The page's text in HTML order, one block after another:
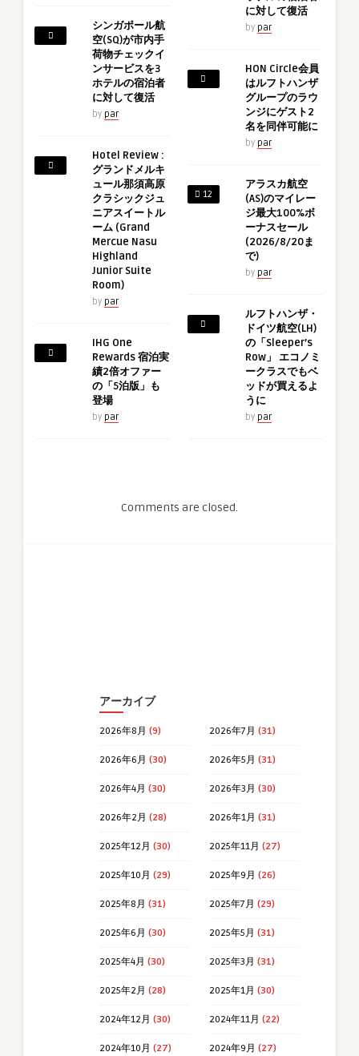
シンガポール航
空(SQ)が市内手
荷物チェックイ
ンサービスを3
ホテルの宿泊者
に対して復活
by par
Hotel Review :
グランドメルキ
ュール那須高原
クラシックジュ
ニアスイートル
ーム (Grand
Mercue Nasu
Highland
Junior Suite
Room)
by par
IHG One
Rewards 宿泊実
績2倍オファー
の「5泊版」も
登場
by par
に対して復活
by par
HON Circle会員
はルフトハンザ
グループのラウ
ンジにゲスト2
名を同伴可能に
by par
12
アラスカ航空
(AS)のマイレー
ジ最大100%ボ
ーナスセール
(2026/8/20ま
で)
by par
ルフトハンザ・
ドイツ航空(LH)
の「Sleeper’s
Row」 エコノミ
ークラスでもベ
ッドが買えるよ
うに
by par
Comments are closed.
アーカイブ
2026年8月 (9) 2026年7月 (31)
2026年6月 (30) 2026年5月 (31)
2026年4月 (30) 2026年3月 (30)
2026年2月 (28) 2026年1月 (31)
2025年12月 (30) 2025年11月 (27)
2025年10月 (29) 2025年9月 (26)
2025年8月 (31) 2025年7月 (29)
2025年6月 (30) 2025年5月 (31)
2025年4月 (30) 2025年3月 (31)
2025年2月 (28) 2025年1月 (30)
2024年12月 (30) 2024年11月 (22)
2024年10月 (27) 2024年9月 (27)